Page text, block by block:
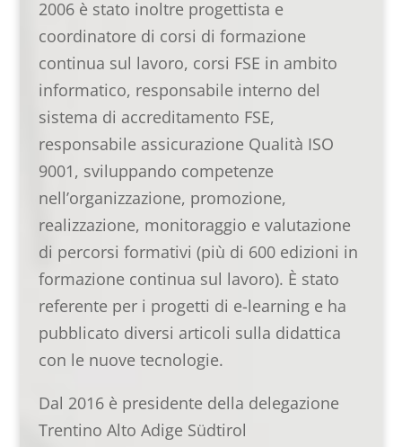
2006 è stato inoltre progettista e
coordinatore di corsi di formazione
continua sul lavoro, corsi FSE in ambito
informatico, responsabile interno del
sistema di accreditamento FSE,
responsabile assicurazione Qualità ISO
9001, sviluppando competenze
nell’organizzazione, promozione,
realizzazione, monitoraggio e valutazione
di percorsi formativi (più di 600 edizioni in
formazione continua sul lavoro). È stato
referente per i progetti di e-learning e ha
pubblicato diversi articoli sulla didattica
con le nuove tecnologie.
Dal 2016 è presidente della delegazione
Trentino Alto Adige Südtirol